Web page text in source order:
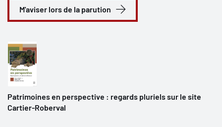
M'aviser lors de la parution
Patrimoines en perspective : regards pluriels sur le site
Cartier-Roberval